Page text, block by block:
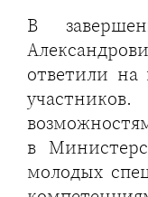
В
ответили на
в
молодых